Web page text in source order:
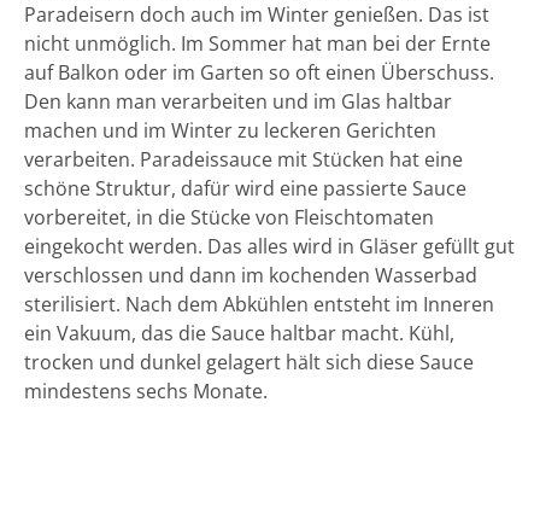
Paradeisern doch auch im Winter genießen. Das ist
nicht unmöglich. Im Sommer hat man bei der Ernte
auf Balkon oder im Garten so oft einen Überschuss.
Den kann man verarbeiten und im Glas haltbar
machen und im Winter zu leckeren Gerichten
verarbeiten. Paradeissauce mit Stücken hat eine
schöne Struktur, dafür wird eine passierte Sauce
vorbereitet, in die Stücke von Fleischtomaten
eingekocht werden. Das alles wird in Gläser gefüllt gut
verschlossen und dann im kochenden Wasserbad
sterilisiert. Nach dem Abkühlen entsteht im Inneren
ein Vakuum, das die Sauce haltbar macht. Kühl,
trocken und dunkel gelagert hält sich diese Sauce
mindestens sechs Monate.